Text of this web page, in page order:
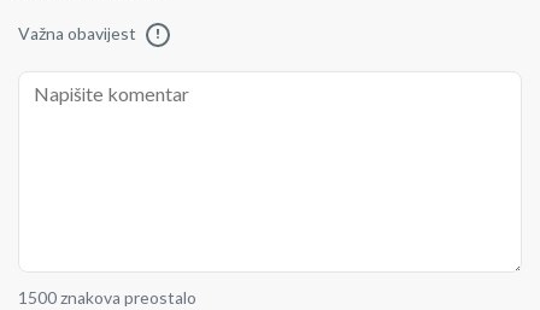
Važna obavijest !
1500 znakova preostalo